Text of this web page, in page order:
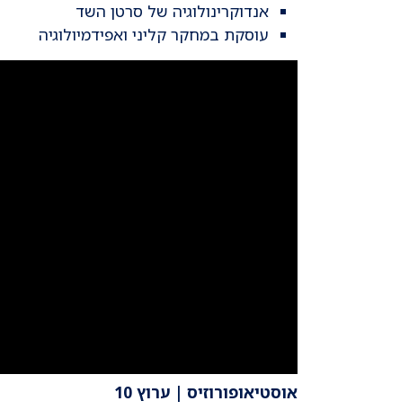
אנדוקרינולוגיה של סרטן השד
עוסקת במחקר קליני ואפידמיולוגיה
אוסטיאופורוזיס | ערוץ 10